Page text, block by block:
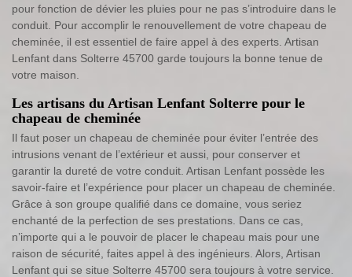
pour fonction de dévier les pluies pour ne pas s’introduire dans le
conduit. Pour accomplir le renouvellement de votre chapeau de
cheminée, il est essentiel de faire appel à des experts. Artisan
Lenfant dans Solterre 45700 garde toujours la bonne tenue de
votre maison.
Les artisans du Artisan Lenfant Solterre pour le
chapeau de cheminée
Il faut poser un chapeau de cheminée pour éviter l’entrée des
intrusions venant de l’extérieur et aussi, pour conserver et
garantir la dureté de votre conduit. Artisan Lenfant possède les
savoir-faire et l’expérience pour placer un chapeau de cheminée.
Grâce à son groupe qualifié dans ce domaine, vous seriez
enchanté de la perfection de ses prestations. Dans ce cas,
n’importe qui a le pouvoir de placer le chapeau mais pour une
raison de sécurité, faites appel à des ingénieurs. Alors, Artisan
Lenfant qui se situe Solterre 45700 sera toujours à votre service.